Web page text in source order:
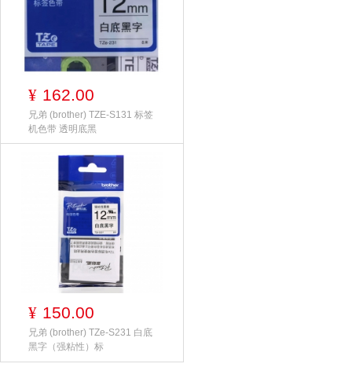
¥ 162.00
兄弟 (brother) TZE-S131 标签
机色带 透明底黑
¥ 150.00
兄弟 (brother) TZe-S231 白底
黑字（强粘性）标